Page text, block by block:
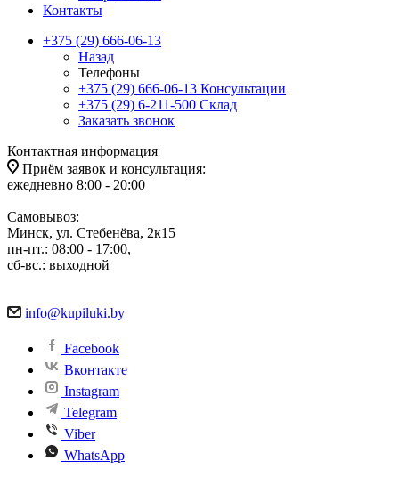
Контакты
+375 (29) 666-06-13
Назад
Телефоны
+375 (29) 666-06-13 Консультации
+375 (29) 6-211-500 Склад
Заказать звонок
Контактная информация
Приём заявок и консультация:
ежедневно 8:00 - 20:00
Самовывоз:
Минск, ул. Стебенёва, 2к15
пн-пт.: 08:00 - 17:00,
сб-вс.: выходной
info@kupiluki.by
Facebook
Вконтакте
Instagram
Telegram
Viber
WhatsApp